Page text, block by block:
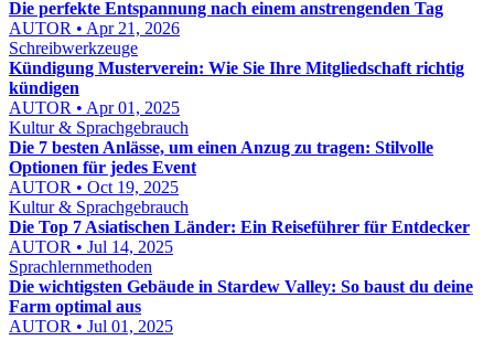
Die perfekte Entspannung nach einem anstrengenden Tag
AUTOR • Apr 21, 2026
Schreibwerkzeuge
Kündigung Musterverein: Wie Sie Ihre Mitgliedschaft richtig
kündigen
AUTOR • Apr 01, 2025
Kultur & Sprachgebrauch
Die 7 besten Anlässe, um einen Anzug zu tragen: Stilvolle
Optionen für jedes Event
AUTOR • Oct 19, 2025
Kultur & Sprachgebrauch
Die Top 7 Asiatischen Länder: Ein Reiseführer für Entdecker
AUTOR • Jul 14, 2025
Sprachlernmethoden
Die wichtigsten Gebäude in Stardew Valley: So baust du deine
Farm optimal aus
AUTOR • Jul 01, 2025